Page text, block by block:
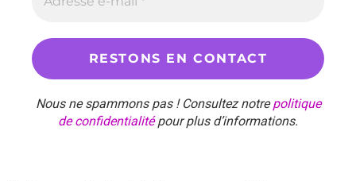
Nous ne spammons pas ! Consultez notrepolitique
de confidentialitépour plus d’informations.